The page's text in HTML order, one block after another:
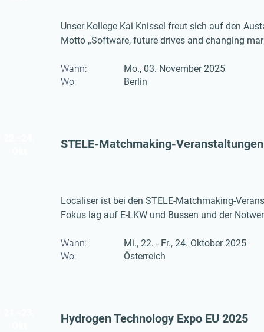
Unser Kollege Kai Knissel freut sich auf den
Motto „Software, future drives and changing
Marktstrategien.
Wann:
Wo:
Mo., 03. November 2025
Berlin
STELE-Matchmaking-Veranstaltungen
Localiser ist bei den STELE-Matchmaking-
Fokus lag auf E-LKW und Bussen und der
Wann:
Wo:
Mi., 22. - Fr., 24. Oktober 2025
Österreich
Hydrogen Technology Expo EU 2025